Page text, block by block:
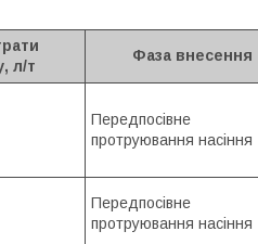
л/т
Фаза внесення
Передпосівне
протруювання насіння
Передпосівне
протруювання насіння